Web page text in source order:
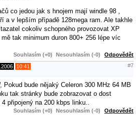
co jedou jak s hnojem mají windle 98 ,
a v lepším případě 128mega ram. Ale takhle
cokoliv schopného provozovat XP
tak minimum duron 800+ 256 lépe víc
Souhlasím (+0) Nesouhlasím (-0) Odpovědět
10:41 #7
Pokud bude nějaký Celeron 300 MHz 64 MB
tak stránky bude zobrazovat o dost
připojený na 200 kbps linku..
Souhlasím (+0) Nesouhlasím (-0) Odpovědět